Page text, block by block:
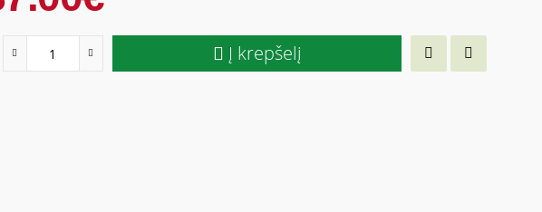
Į krepšelį